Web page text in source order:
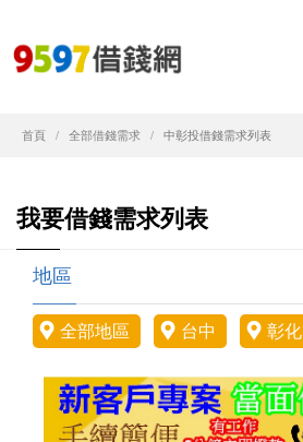
首頁 全部借錢需求 中彰投借錢需求列表
我要借錢需求列表
地區
全部地區 台中 彰化